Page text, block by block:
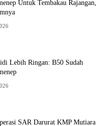
Untuk Tembakau Rajangan,
Lebih Ringan: B50 Sudah
SAR Darurat KMP Mutiara